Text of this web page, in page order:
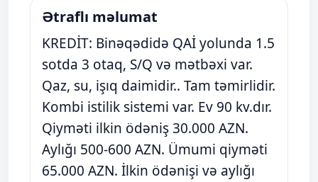
Ətraflı məlumat
KREDİT: Binəqədidə QAİ yolunda 1.5
sotda 3 otaq, S/Q və mətbəxi var.
Qaz, su, işıq daimidir.. Tam təmirlidir.
Kombi istilik sistemi var. Ev 90 kv.dır.
Qiyməti ilkin ödəniş 30.000 AZN.
Aylığı 500-600 AZN. Ümumi qiyməti
65.000 AZN. İlkin ödənişi və aylığı